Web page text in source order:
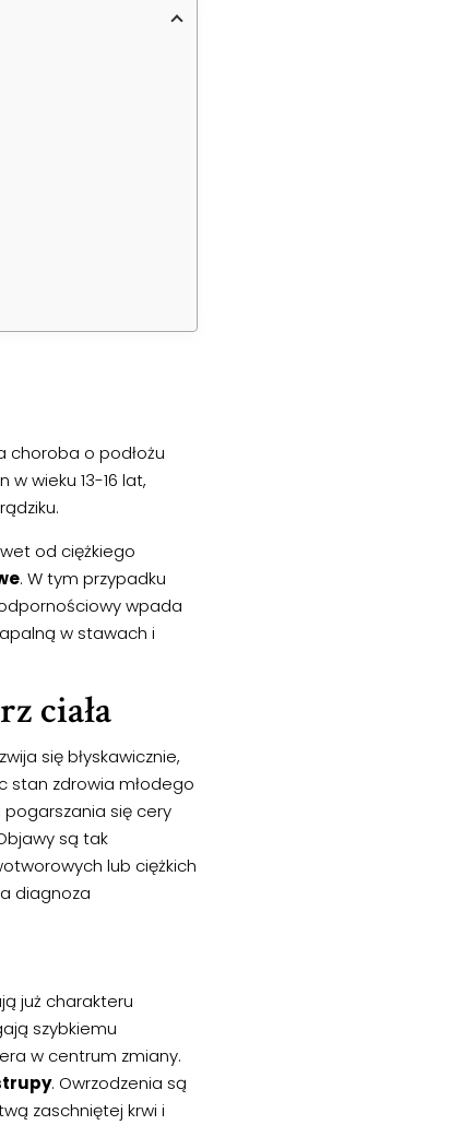
choroba o podłożu
wieku 13-16 lat,
od ciężkiego
. W tym przypadku
odpornościowy wpada
w stawach i
ciała
się błyskawicznie,
stan zdrowia młodego
się cery
są tak
lub ciężkich
diagnoza
już charakteru
szybkiemu
w centrum zmiany.
. Owrzodzenia są
zaschniętej krwi i